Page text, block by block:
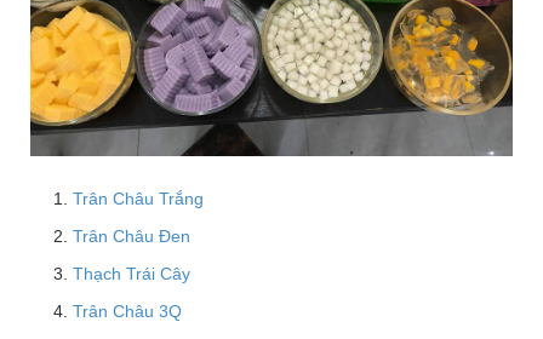
Trân Châu Trắng
Trân Châu Đen
Thạch Trái Cây
Trân Châu 3Q